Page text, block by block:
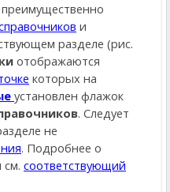
и
разделе (рис.
отображаются
которых на
установлен флажок
. Следует
не
. Подробнее о
см. соответствующий